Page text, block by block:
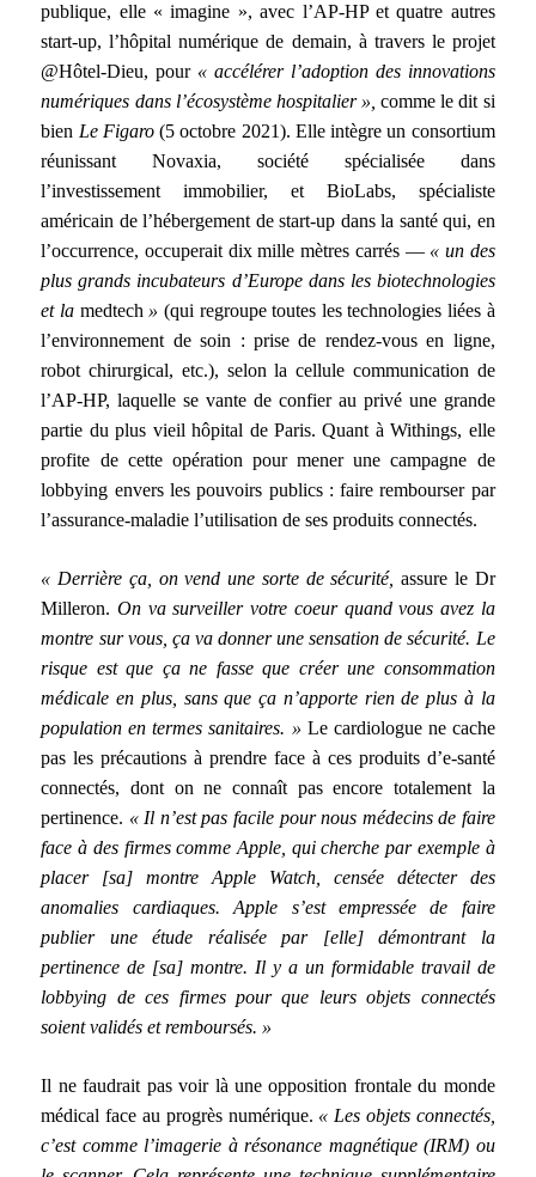
publique, elle « imagine », avec l’AP-HP et quatre autres
start-up, l’hôpital numérique de demain, à travers le projet
@Hôtel-Dieu, pour « accélérer l’adoption des innovations
numériques dans l’écosystème hospitalier »,comme le dit si
bien Le Figaro(5 octobre 2021). Elle intègre un consortium
réunissant Novaxia, société spécialisée dans
l’investissement immobilier, et BioLabs, spécialiste
américain de l’hébergement de start-up dans la santé qui, en
l’occurrence, occuperait dix mille mètres carrés — « un des
plus grands incubateurs d’Europe dans les biotechnologies
et la medtech » (qui regroupe toutes les technologies liées à
l’environnement de soin : prise de rendez-vous en ligne,
robot chirurgical, etc.), selon la cellule communication de
l’AP-HP, laquelle se vante de confier au privé une grande
partie du plus vieil hôpital de Paris. Quant à Withings, elle
profite de cette opération pour mener une campagne de
lobbying envers les pouvoirs publics : faire rembourser par
l’assurance-maladie l’utilisation de ses produits connectés.
« Derrière ça, on vend une sorte de sécurité,assure le Dr
Milleron.On va surveiller votre coeur quand vous avez la
montre sur vous, ça va donner une sensation de sécurité. Le
risque est que ça ne fasse que créer une consommation
médicale en plus, sans que ça n’apporte rien de plus à la
population en termes sanitaires. » Le cardiologue ne cache
pas les précautions à prendre face à ces produits d’e-santé
connectés, dont on ne connaît pas encore totalement la
pertinence. « Il n’est pas facile pour nous médecins de faire
face à des firmes comme Apple, qui cherche par exemple à
placer [sa] montre Apple Watch, censée détecter des
anomalies cardiaques. Apple s’est empressée de faire
publier une étude réalisée par [elle] démontrant la
pertinence de [sa] montre. Il y a un formidable travail de
lobbying de ces firmes pour que leurs objets connectés
soient validés et remboursés. »
Il ne faudrait pas voir là une opposition frontale du monde
médical face au progrès numérique. « Les objets connectés,
c’est comme l’imagerie à résonance magnétique (IRM) ou